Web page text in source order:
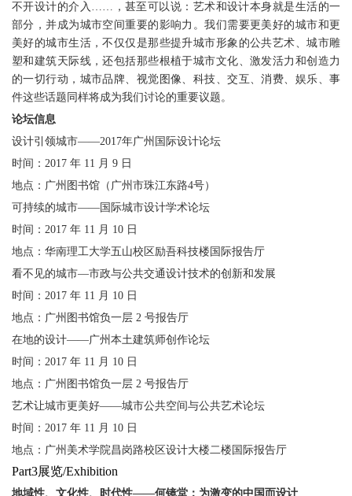
不开设计的介入……，甚至可以说：艺术和设计本身就是生活的一
部分，并成为城市空间重要的影响力。我们需要更美好的城市和更
美好的城市生活，不仅仅是那些提升城市形象的公共艺术、城市雕
塑和建筑天际线，还包括那些根植于城市文化、激发活力和创造力
的一切行动，城市品牌、视觉图像、科技、交互、消费、娱乐、事
件这些话题同样将成为我们讨论的重要议题。
论坛信息
设计引领城市——2017年广州国际设计论坛
时间：2017 年 11 月 9 日
地点：广州图书馆（广州市珠江东路4号）
可持续的城市——国际城市设计学术论坛
时间：2017 年 11 月 10 日
地点：华南理工大学五山校区励吾科技楼国际报告厅
看不见的城市—市政与公共交通设计技术的创新和发展
时间：2017 年 11 月 10 日
地点：广州图书馆负一层 2 号报告厅
在地的设计——广州本土建筑师创作论坛
时间：2017 年 11 月 10 日
地点：广州图书馆负一层 2 号报告厅
艺术让城市更美好——城市公共空间与公共艺术论坛
时间：2017 年 11 月 10 日
地点：广州美术学院昌岗路校区设计大楼二楼国际报告厅
Part3展览/Exhibition
地域性、文化性、时代性——何镜堂：为激变的中国而设计